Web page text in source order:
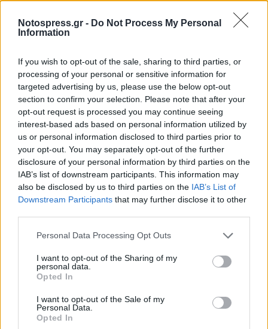
Notospress.gr - Do Not Process My Personal
Information
If you wish to opt-out of the sale, sharing to third parties, or
processing of your personal or sensitive information for
targeted advertising by us, please use the below opt-out
section to confirm your selection. Please note that after your
opt-out request is processed you may continue seeing
interest-based ads based on personal information utilized by
us or personal information disclosed to third parties prior to
your opt-out. You may separately opt-out of the further
disclosure of your personal information by third parties on the
IAB’s list of downstream participants. This information may
also be disclosed by us to third parties on the IAB’s List of
Downstream Participants that may further disclose it to other
Personal Data Processing Opt Outs
I want to opt-out of the Sharing of my
personal data.
Opted In
I want to opt-out of the Sale of my
Personal Data.
Opted In